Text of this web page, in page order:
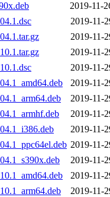
2019-11-
2019-11-
2019-11-
2019-11-
2019-11-
2019-11-
2019-11-
2019-11-
2019-11-
2019-11-
2019-11-
2019-11-
2019-11-